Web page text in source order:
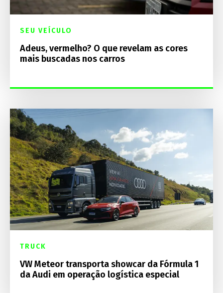
SEU VEÍCULO
Adeus, vermelho? O que revelam as cores
mais buscadas nos carros
TRUCK
VW Meteor transporta showcar da Fórmula 1
da Audi em operação logística especial